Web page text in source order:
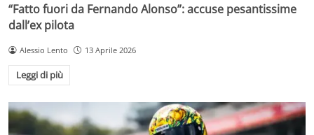
“Fatto fuori da Fernando Alonso”: accuse pesantissime
dall’ex pilota
Alessio Lento 13 Aprile 2026
Leggi di più